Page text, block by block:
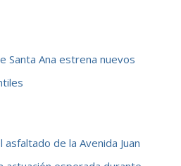
Santa Ana estrena nuevos
asfaltado de la Avenida Juan